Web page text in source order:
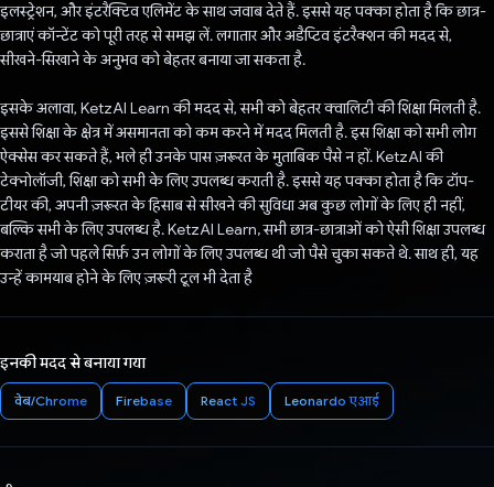
इलस्ट्रेशन, और इंटरैक्टिव एलिमेंट के साथ जवाब देते हैं. इससे यह पक्का होता है कि छात्र-
छात्राएं कॉन्टेंट को पूरी तरह से समझ लें. लगातार और अडैप्टिव इंटरैक्शन की मदद से,
सीखने-सिखाने के अनुभव को बेहतर बनाया जा सकता है.
इसके अलावा, KetzAI Learn की मदद से, सभी को बेहतर क्वालिटी की शिक्षा मिलती है.
इससे शिक्षा के क्षेत्र में असमानता को कम करने में मदद मिलती है. इस शिक्षा को सभी लोग
ऐक्सेस कर सकते हैं, भले ही उनके पास ज़रूरत के मुताबिक पैसे न हों. KetzAI की
टेक्नोलॉजी, शिक्षा को सभी के लिए उपलब्ध कराती है. इससे यह पक्का होता है कि टॉप-
टीयर की, अपनी ज़रूरत के हिसाब से सीखने की सुविधा अब कुछ लोगों के लिए ही नहीं,
बल्कि सभी के लिए उपलब्ध है. KetzAI Learn, सभी छात्र-छात्राओं को ऐसी शिक्षा उपलब्ध
कराता है जो पहले सिर्फ़ उन लोगों के लिए उपलब्ध थी जो पैसे चुका सकते थे. साथ ही, यह
उन्हें कामयाब होने के लिए ज़रूरी टूल भी देता है
इनकी मदद से बनाया गया
वेब/Chrome Firebase React JS Leonardo एआई